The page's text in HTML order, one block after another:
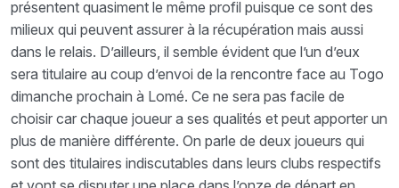
présentent quasiment le même profil puisque ce sont des
milieux qui peuvent assurer à la récupération mais aussi
dans le relais. D’ailleurs, il semble évident que l’un d’eux
sera titulaire au coup d’envoi de la rencontre face au Togo
dimanche prochain à Lomé. Ce ne sera pas facile de
choisir car chaque joueur a ses qualités et peut apporter un
plus de manière différente. On parle de deux joueurs qui
sont des titulaires indiscutables dans leurs clubs respectifs